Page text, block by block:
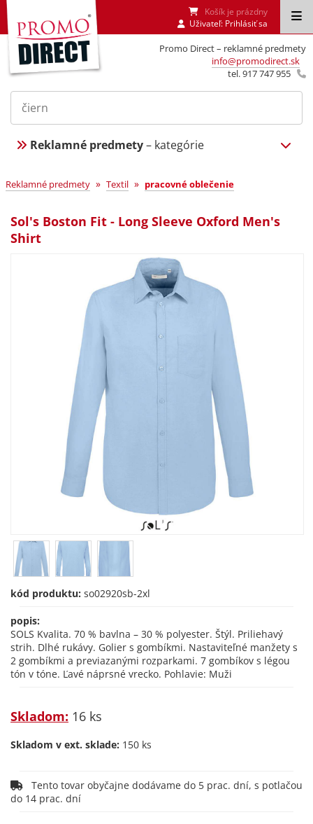
Promo Direct – reklamné predmety
info@promodirect.sk
tel. 917 747 955
Košík je prázdny
Uživateľ: Prihlásiť sa
Reklamné predmety– kategórie
Reklamné predmety » Textil » pracovné oblečenie
Sol's Boston Fit - Long Sleeve Oxford Men's
Shirt
kód produktu: so02920sb-2xl
popis:
SOLS Kvalita. 70 % bavlna – 30 % polyester. Štýl. Priliehavý
strih. Dlhé rukávy. Golier s gombíkmi. Nastaviteľné manžety s
2 gombíkmi a previazanými rozparkami. 7 gombíkov s légou
tón v tóne. Ľavé náprsné vrecko. Pohlavie: Muži
Skladom: 16 ks
Skladom v ext. sklade: 150 ks
do 14 prac. dní